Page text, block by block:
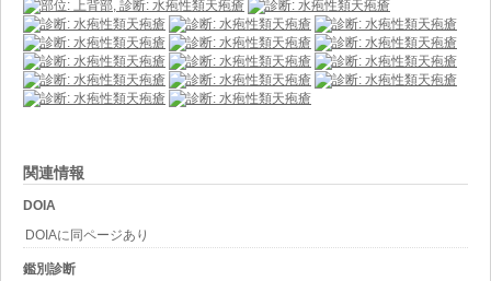
関連情報
DOIA
DOIAに同ページあり
鑑別診断